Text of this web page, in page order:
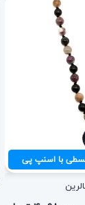
با اسنپ پی